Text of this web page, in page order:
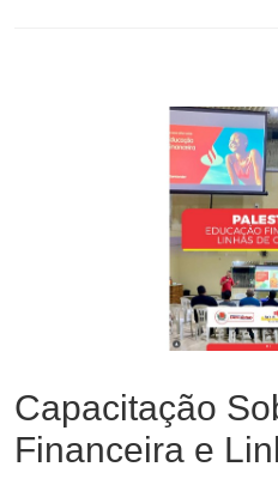
Capacitação Sobre Educação
Administração,
Capacitação
Financeira e